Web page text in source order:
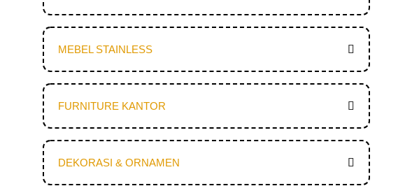
MEBEL STAINLESS
FURNITURE KANTOR
DEKORASI & ORNAMEN